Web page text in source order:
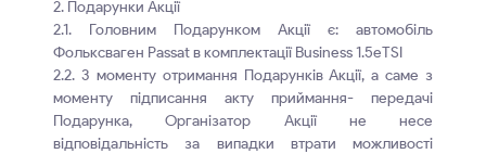
2. Подарунки Акції
2.1. Головним Подарунком Акції є: автомобіль
Фольксваген Passat в комплектації Business 1.5eTSI
2.2. З моменту отримання Подарунків Акції, а саме з
моменту підписання акту приймання- передачі
Подарунка, Організатор Акції не несе
відповідальність за випадки втрати можливості